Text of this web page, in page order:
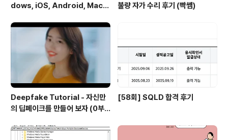
dows, iOS, Android, Mac
불량 자가 수리 후기 (빡쎔)
Deepfake Tutorial - 자신만
의 딥페이크를 만들어 보자 (0부
[58회] SQLD 합격 후기